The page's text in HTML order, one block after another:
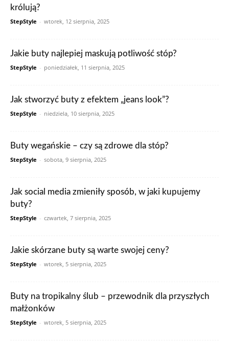
królują?
StepStyle - wtorek, 12 sierpnia, 2025
Jakie buty najlepiej maskują potliwość stóp?
StepStyle - poniedziałek, 11 sierpnia, 2025
Jak stworzyć buty z efektem „jeans look”?
StepStyle - niedziela, 10 sierpnia, 2025
Buty wegańskie – czy są zdrowe dla stóp?
StepStyle - sobota, 9 sierpnia, 2025
Jak social media zmieniły sposób, w jaki kupujemy
buty?
StepStyle - czwartek, 7 sierpnia, 2025
Jakie skórzane buty są warte swojej ceny?
StepStyle - wtorek, 5 sierpnia, 2025
Buty na tropikalny ślub – przewodnik dla przyszłych
małżonków
StepStyle - wtorek, 5 sierpnia, 2025